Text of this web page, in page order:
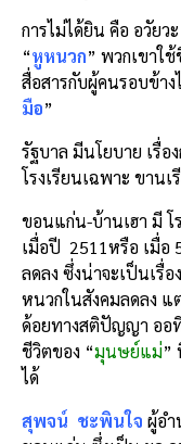
การไม่ได้ยิน คือ อวัยว
“หูหนวก” พวกเขาใช้
สื่อสารกับผู้คนรอบข้าง
มือ”
รัฐบาล มีนโยบาย เรื่อ
โรงเรียนเฉพาะ ขานเ
ขอนแก่น-บ้านเฮา มี โ
เมื่อปี 2511หรือ เมื่อ
ลดลง ซึ่งน่าจะเป็นเรื่
หนวกในสังคมลดลง แ
ด้อยทางสติปัญญา ออ
ชีวิตของ “มุนษย์แม่”
ได้
สุพจน์ ชะพินใจ ผู้อำ